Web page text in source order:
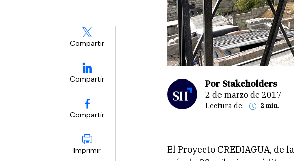
Compartir
Compartir
Compartir
Imprimir
Por Stakeholders
2 de marzo de 2017
Lectura de: 2 min.
El Proyecto CREDIAGUA, de